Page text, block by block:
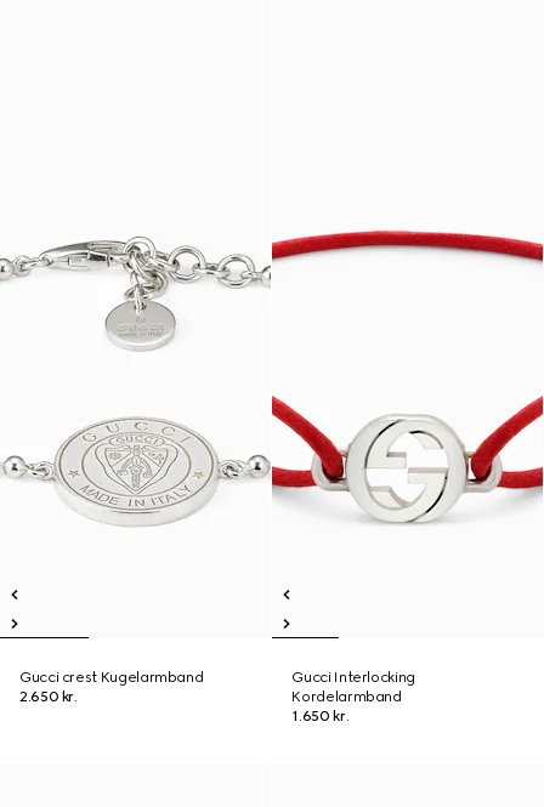
Gucci crest Kugelarmband
2.650 kr.
Gucci Interlocking
Kordelarmband
1.650 kr.